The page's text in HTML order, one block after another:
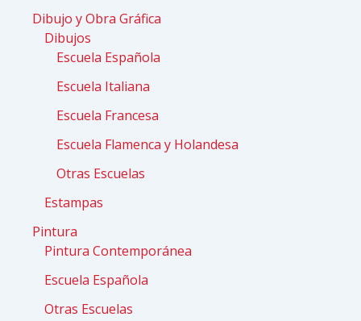
Dibujo y Obra Gráfica
Dibujos
Escuela Española
Escuela Italiana
Escuela Francesa
Escuela Flamenca y Holandesa
Otras Escuelas
Estampas
Pintura
Pintura Contemporánea
Escuela Española
Otras Escuelas